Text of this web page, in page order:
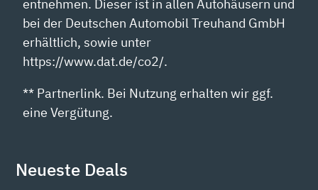
entnehmen. Dieser ist in allen Autohäusern und
bei der Deutschen Automobil Treuhand GmbH
erhältlich, sowie unter
https://www.dat.de/co2/.
** Partnerlink. Bei Nutzung erhalten wir ggf.
eine Vergütung.
Neueste Deals